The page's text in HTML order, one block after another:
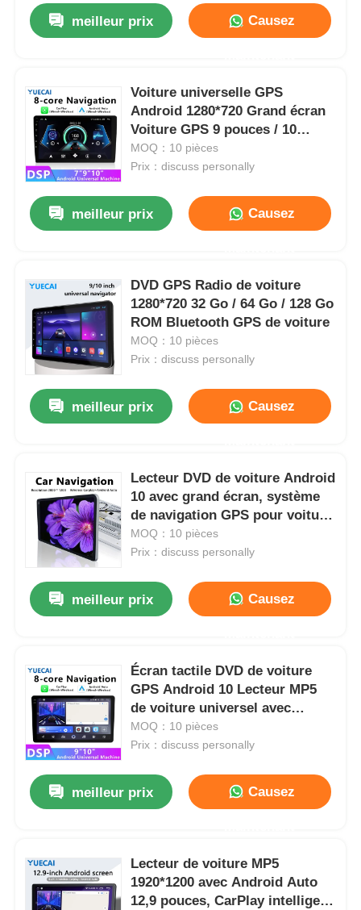
meilleur prix Causez
Voiture universelle GPS
Android 1280*720 Grand écran
Voiture GPS 9 pouces / 10
pouces
MOQ：10 pièces
Prix：discuss personally
meilleur prix Causez
DVD GPS Radio de voiture
1280*720 32 Go / 64 Go / 128 Go
ROM Bluetooth GPS de voiture
MOQ：10 pièces
Prix：discuss personally
meilleur prix Causez
Lecteur DVD de voiture Android
10 avec grand écran, système
de navigation GPS pour voiture
de 9 pouces / 10 pouces
MOQ：10 pièces
Prix：discuss personally
meilleur prix Causez
Écran tactile DVD de voiture
GPS Android 10 Lecteur MP5
de voiture universel avec
Bluetooth
MOQ：10 pièces
Prix：discuss personally
meilleur prix Causez
Lecteur de voiture MP5
1920*1200 avec Android Auto
12,9 pouces, CarPlay intelligent